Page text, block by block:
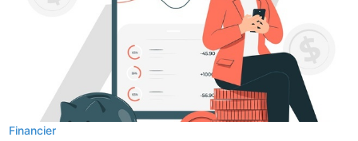
Financier